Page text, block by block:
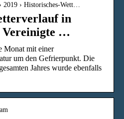
2019 › Historisches-Wett…
in
Vereinigte …
Monat mit einer
um den Gefrierpunkt. Die
Jahres wurde ebenfalls